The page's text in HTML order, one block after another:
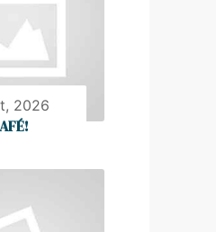
2026